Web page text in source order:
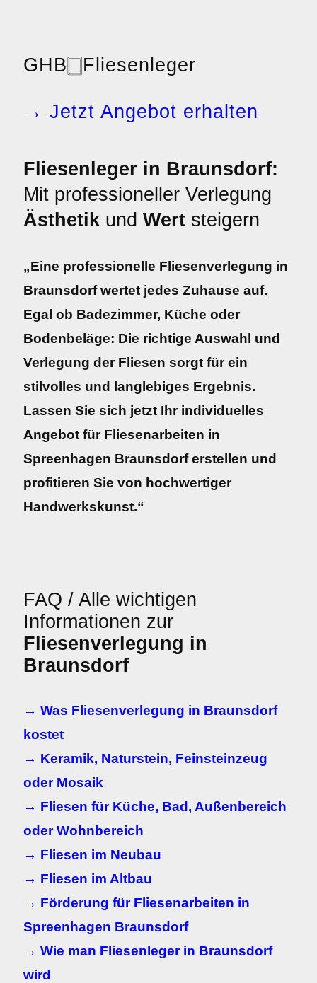
GHB🀆Fliesenleger
→ Jetzt Angebot erhalten
Fliesenleger in Braunsdorf:
Mit professioneller Verlegung
Ästhetik und Wert steigern
„Eine professionelle Fliesenverlegung in
Braunsdorf wertet jedes Zuhause auf.
Egal ob Badezimmer, Küche oder
Bodenbeläge: Die richtige Auswahl und
Verlegung der Fliesen sorgt für ein
stilvolles und langlebiges Ergebnis.
Lassen Sie sich jetzt Ihr individuelles
Angebot für Fliesenarbeiten in
Spreenhagen Braunsdorf erstellen und
profitieren Sie von hochwertiger
Handwerkskunst.“
FAQ / Alle wichtigen
Informationen zur
Fliesenverlegung in
Braunsdorf
→ Was Fliesenverlegung in Braunsdorf
kostet
→ Keramik, Naturstein, Feinsteinzeug
oder Mosaik
→ Fliesen für Küche, Bad, Außenbereich
oder Wohnbereich
→ Fliesen im Neubau
→ Fliesen im Altbau
→ Förderung für Fliesenarbeiten in
Spreenhagen Braunsdorf
→ Wie man Fliesenleger in Braunsdorf
wird